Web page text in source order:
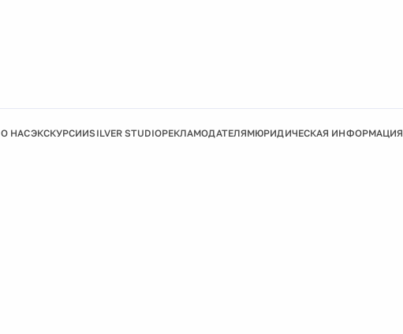
О НАСЭКСКУРСИИSILVER STUDIOРЕКЛАМОДАТЕЛЯМЮРИДИЧЕСКАЯ ИНФОРМАЦИЯ